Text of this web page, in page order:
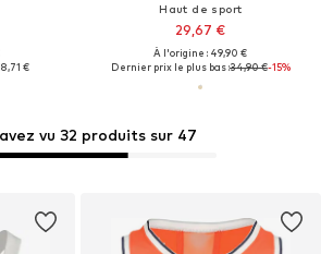
€
Haut de sport
29,67 €
À l'origine : 49,90 €
Dernier prix le plus bas :34,90 €-15%
vu 32 produits sur 47